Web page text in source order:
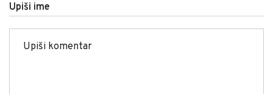
Upiši ime